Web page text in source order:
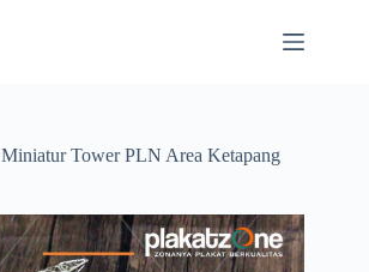
Miniatur Tower PLN Area Ketapang